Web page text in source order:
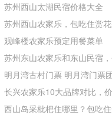
苏州西山太湖民宿价格大全
苏州西山农家乐，包吃住赏
观峰楼农家乐预定用餐菜单
苏州东山农家乐和东山民宿
明月湾古村门票 明月湾门票
长兴农家乐10大品牌对比，
西山岛采枇杷住哪里？包吃